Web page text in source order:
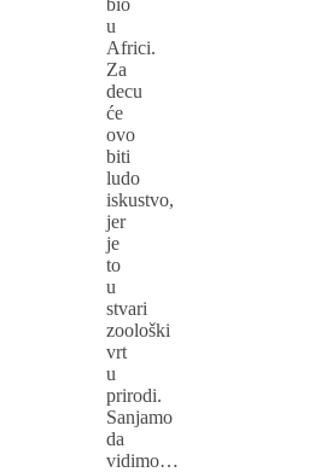
u
Africi.
Za
decu
će
ovo
biti
ludo
iskustvo,
jer
je
to
u
stvari
zoološki
vrt
u
prirodi.
Sanjamo
da
vidimo…